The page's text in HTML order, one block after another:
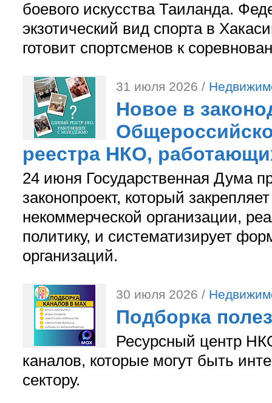
боевого искусства Таиланда.
экзотический вид спорта в
готовит спортсменов к
31 июля 2026 /
Новое в
реестра НКО,
24 июня Государственная Дума
законопроект, который
некоммерческой организации,
политику, и систематизирует
организаций.
30 июля 2026 /
Подборка
Ресурсный центр
каналов, которые могут быть
сектору.